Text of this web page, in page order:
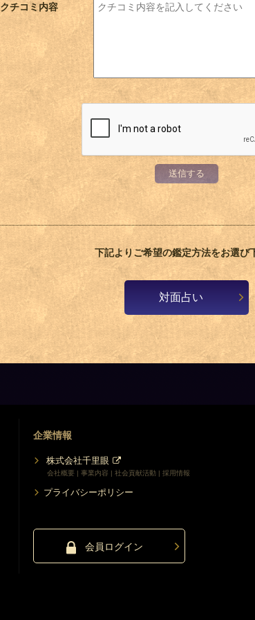
クチコミ内容
送信する
下記よりご希望の鑑定方法をお選び
対面占い
企業情報
株式会社千里眼
会社概要 | 事業内容 | 社会貢献活動 | 採用情報
プライバシーポリシー
会員ログイン